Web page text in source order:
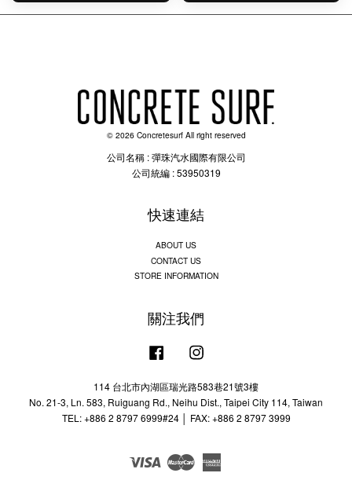
© 2026 Concretesurf All right reserved
公司名稱 : 彈珠汽水國際有限公司
公司統編 : 53950319
快速連結
ABOUT US
CONTACT US
STORE INFORMATION
關注我們
Facebook
114 台北市內湖區瑞光路583巷21號3樓
No. 21-3, Ln. 583, Ruiguang Rd., Neihu Dist., Taipei City 114, Taiwan
TEL: +886 2 8797 6999#24 │ FAX: +886 2 8797 3999
Visa Master